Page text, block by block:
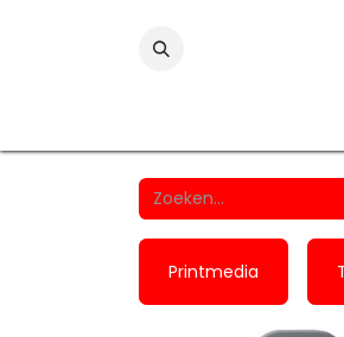
Printmedia